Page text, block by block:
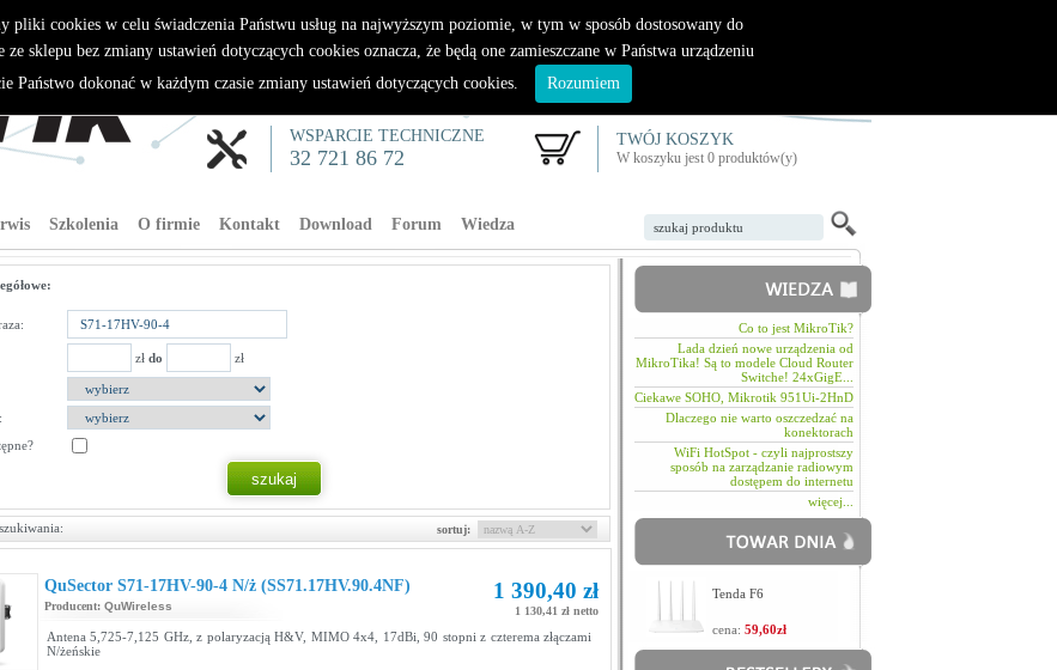
WSPARCIE TECHNICZNE
32 721 86 72
TWÓJ KOSZYK
W koszyku jest 0 produktów(y)
Szkolenia O firmie Kontakt Download Forum Wiedza
zł do zł
sortuj:
QuSector S71-17HV-90-4 N/ż (SS71.17HV.90.4NF)
Producent: QuWireless
1 390,40 zł
1 130,41 zł netto
Antena 5,725-7,125 GHz, z polaryzacją H&V, MIMO 4x4, 17dBi, 90 stopni z czterema złączami
N/żeńskie
Co to jest MikroTik?
Lada dzień nowe urządzenia od
MikroTika! Są to modele Cloud Router
Switche! 24xGigE...
Ciekawe SOHO, Mikrotik 951Ui-2HnD
Dlaczego nie warto oszczedzać na
konektorach
WiFi HotSpot - czyli najprostszy
sposób na zarządzanie radiowym
dostępem do internetu
więcej...
Tenda F6
cena: 59,60zł
pliki cookies w celu świadczenia Państwu usług na najwyższym poziomie, w tym w sposób dostosowany do
sklepu bez zmiany ustawień dotyczących cookies oznacza, że będą one zamieszczane w Państwa urządzeniu
Państwo dokonać w każdym czasie zmiany ustawień dotyczących cookies.
Rozumiem